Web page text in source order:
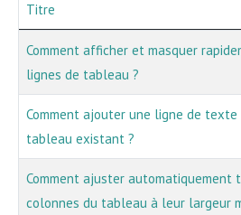
Articles
Titre
Comment afficher et masquer
lignes de tableau ?
Comment ajouter une ligne de texte
tableau existant ?
Comment ajuster automatiquement
colonnes du tableau à leur largeur